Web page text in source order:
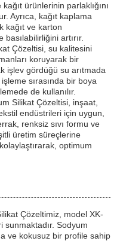
ürünlerinin parlaklığını
Ayrıca, kağıt kaplama
kağıt ve karton
artırır.
Çözeltisi, su kalitesini
koruyarak bir
işlev gördüğü su arıtmada
sırasında bir boya
de kullanılır.
Silikat Çözeltisi, inşaat,
endüstrileri için uygun,
renksiz sıvı formu ve
üretim süreçlerine
optimum
Çözeltimiz, model XK-
sunmaktadır. Sodyum
ve kokusuz bir profile sahip